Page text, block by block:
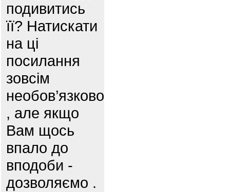
подивитись
її? Натискати
на ці
посилання
зовсім
необов’язково
, але якщо
Вам щось
впало до
вподоби -
дозволяємо .